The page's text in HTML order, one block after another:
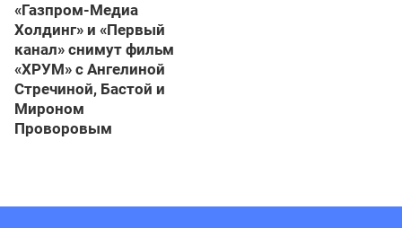
«Газпром-Медиа
Холдинг» и «Первый
канал» снимут фильм
«ХРУМ» с Ангелиной
Стречиной, Бастой и
Мироном
Проворовым